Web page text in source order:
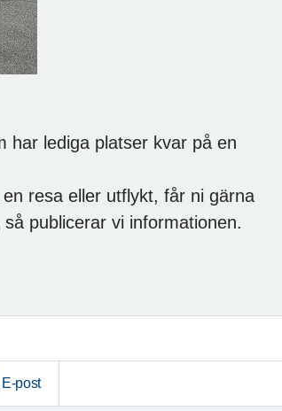
har lediga platser kvar på en
resa eller utflykt, får ni gärna
publicerar vi informationen.
E-post